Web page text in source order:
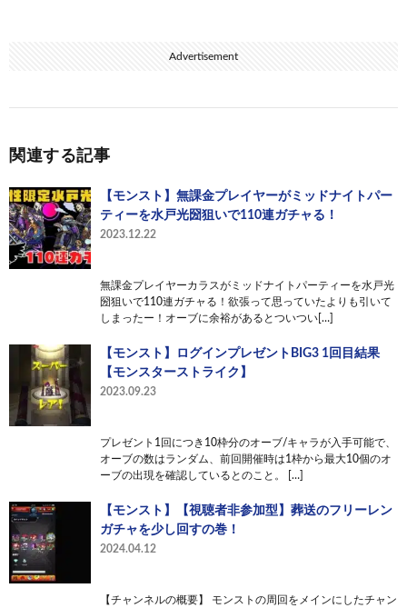
Advertisement
関連する記事
【モンスト】無課金プレイヤーがミッドナイトパー
ティーを水戸光圀狙いで110連ガチャる！
2023.12.22
無課金プレイヤーカラスがミッドナイトパーティーを水戸光
圀狙いで110連ガチャる！欲張って思っていたよりも引いて
しまったー！オーブに余裕があるとついつい[…]
【モンスト】ログインプレゼントBIG3 1回目結果
【モンスターストライク】
2023.09.23
プレゼント1回につき10枠分のオーブ/キャラが入手可能で、
オーブの数はランダム、前回開催時は1枠から最大10個のオ
ーブの出現を確認しているとのこと。 […]
【モンスト】【視聴者非参加型】葬送のフリーレン
ガチャを少し回すの巻！
2024.04.12
【チャンネルの概要】 モンストの周回をメインにしたチャン